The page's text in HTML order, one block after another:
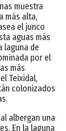
muestra
más alta,
el junco
aguas más
laguna de
por el
más
Teixidal,
colonizados
albergan una
En la laguna